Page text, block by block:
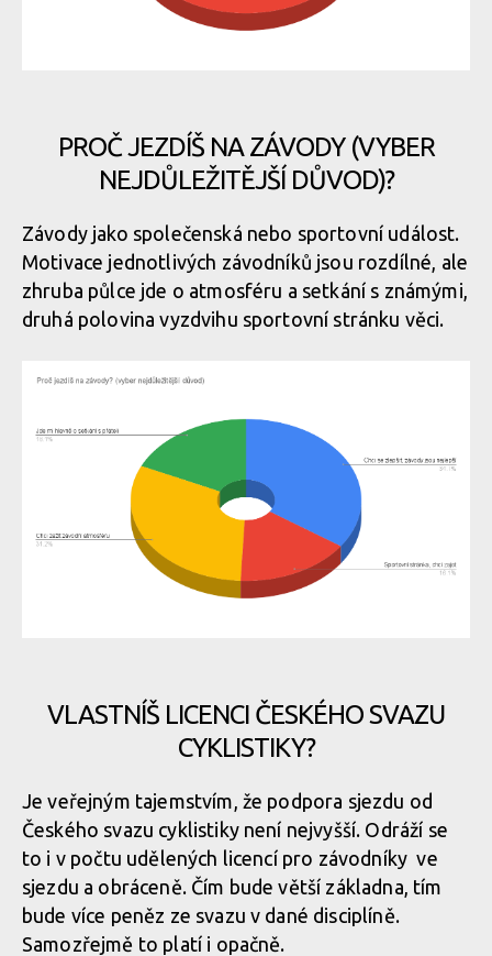
PROČ JEZDÍŠ NA ZÁVODY (VYBER
NEJDŮLEŽITĚJŠÍ DŮVOD)?
Závody jako společenská nebo sportovní událost.
Motivace jednotlivých závodníků jsou rozdílné, ale
zhruba půlce jde o atmosféru a setkání s známými,
druhá polovina vyzdvihu sportovní stránku věci.
VLASTNÍŠ LICENCI ČESKÉHO SVAZU
CYKLISTIKY?
Je veřejným tajemstvím, že podpora sjezdu od
Českého svazu cyklistiky není nejvyšší. Odráží se
to i v počtu udělených licencí pro závodníky ve
sjezdu a obráceně. Čím bude větší základna, tím
bude více peněz ze svazu v dané disciplíně.
Samozřejmě to platí i opačně.